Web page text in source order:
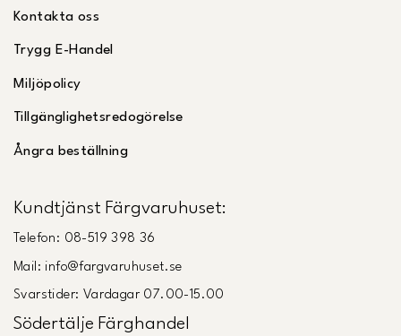
Kontakta oss
Trygg E-Handel
Miljöpolicy
Tillgänglighetsredogörelse
Ångra beställning
Kundtjänst Färgvaruhuset:
Telefon: 08-519 398 36
Mail: info@fargvaruhuset.se
Svarstider: Vardagar 07.00-15.00
Södertälje Färghandel